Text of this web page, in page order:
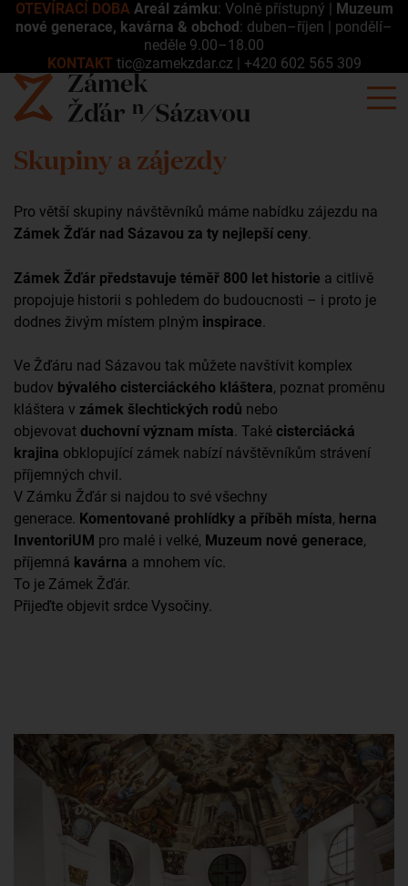
OTEVÍRACÍ DOBA Areál zámku: Volně přístupný | Muzeum
nové generace, kavárna & obchod: duben–říjen | pondělí–
neděle 9.00–18.00
KONTAKT tic@zamekzdar.cz | +420 602 565 309
Skupiny a zájezdy
Pro větší skupiny návštěvníků máme nabídku zájezdu na
Zámek Žďár nad Sázavou za ty nejlepší ceny.
Zámek Žďár představuje téměř 800 let historie a citlivě
propojuje historii s pohledem do budoucnosti – i proto je
dodnes živým místem plným inspirace
Ve Žďáru nad Sázavou tak můžete navštívit komplex
budov bývalého cisterciáckého kláštera, poznat proměnu
kláštera v zámek šlechtických rodů nebo
objevovat duchovní význam místa. Také cisterciácká
krajina obklopující zámek nabízí návštěvníkům strávení
příjemných chvil.
V Zámku Žďár si najdou to své všechny
generace. Komentované prohlídky a příběh místa, herna
InventoriUM pro malé i velké, Muzeum nové generace,
příjemná kavárna a mnohem víc.
To je Zámek Žďár.
Přijeďte objevit srdce Vysočiny.